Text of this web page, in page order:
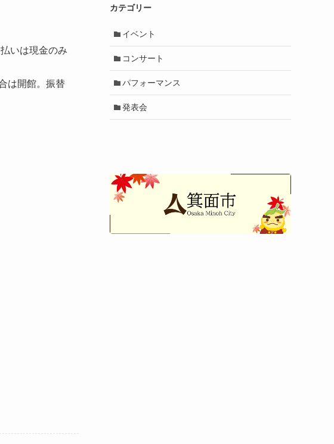
いは現金のみ
は開館。振替
カテゴリー
イベント
コンサート
パフォーマンス
発表会